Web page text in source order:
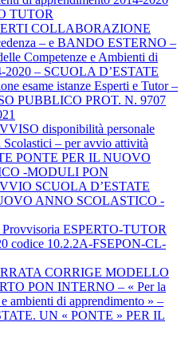
TUTOR
COLLABORAZIONE
– e BANDO ESTERNO –
Competenze e Ambienti di
2020 – SCUOLA D’ESTATE
esame istanze Esperti e Tutor –
PUBBLICO PROT. N. 9707
disponibilità personale
– per avvio attività
PONTE PER IL NUOVO
-MODULI PON
SCUOLA D’ESTATE
ANNO SCOLASTICO -
Provvisoria ESPERTO-TUTOR
codice 10.2.2A-FSEPON-CL-
CORRIGE MODELLO
PON INTERNO – « Per la
ambienti di apprendimento » –
UN « PONTE » PER IL